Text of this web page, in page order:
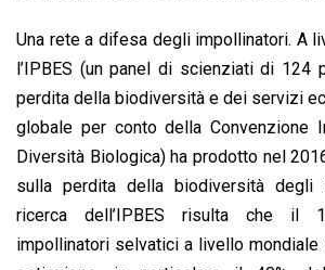
Una rete a difesa degli impollinatori. A
l’IPBES (un panel di scienziati di 124
perdita della biodiversità e dei servizi
globale per conto della Convenzione
Diversità Biologica) ha prodotto nel
sulla perdita della biodiversità degli
ricerca dell’IPBES risulta che il
impollinatori selvatici a livello